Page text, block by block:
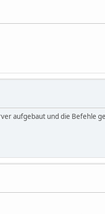
aufgebaut und die Befehle